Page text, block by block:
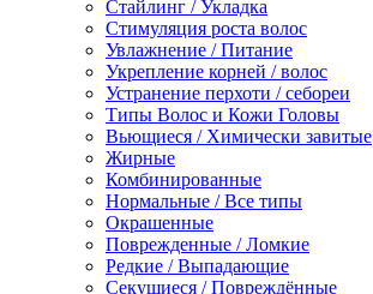
Стайлинг / Укладка
Стимуляция роста волос
Увлажнение / Питание
Укрепление корней / волос
Устранение перхоти / себореи
Типы Волос и Кожи Головы
Вьющиеся / Химически завитые
Жирные
Комбинированные
Нормальные / Все типы
Окрашенные
Поврежденные / Ломкие
Редкие / Выпадающие
Секущиеся / Повреждённые